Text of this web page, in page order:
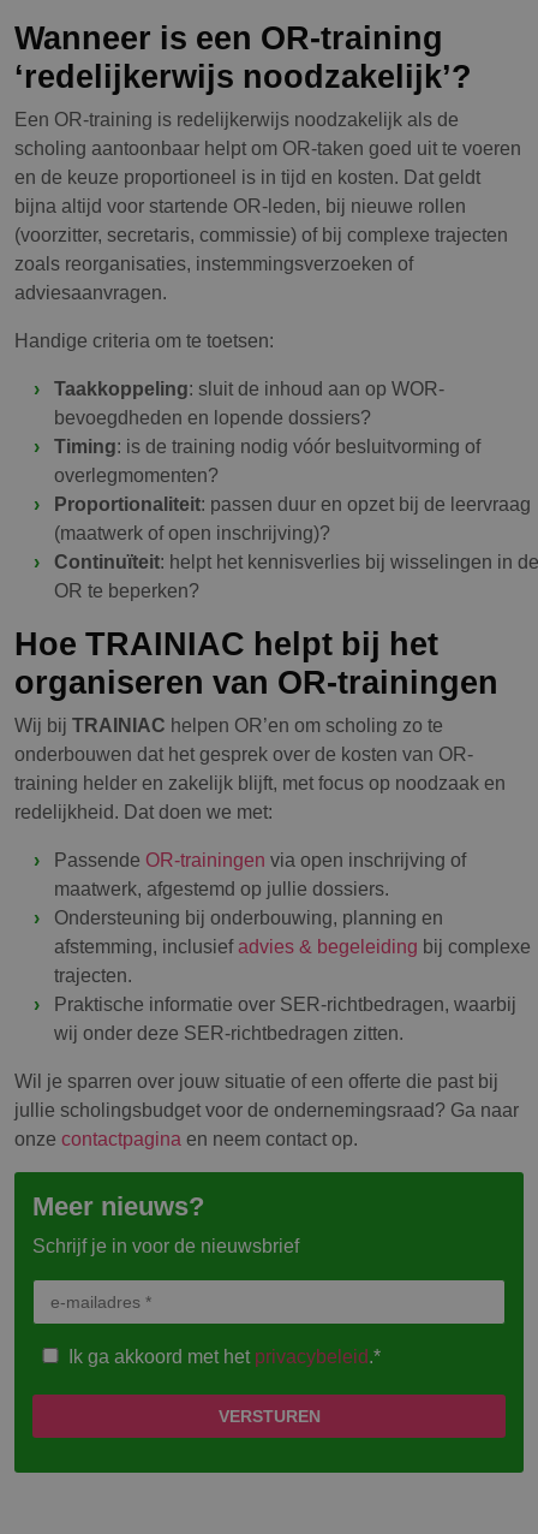
Wanneer is een OR-training
‘redelijkerwijs noodzakelijk’?
Een OR-training is redelijkerwijs noodzakelijk als de
scholing aantoonbaar helpt om OR-taken goed uit te voeren
en de keuze proportioneel is in tijd en kosten. Dat geldt
bijna altijd voor startende OR-leden, bij nieuwe rollen
(voorzitter, secretaris, commissie) of bij complexe trajecten
zoals reorganisaties, instemmingsverzoeken of
adviesaanvragen.
Handige criteria om te toetsen:
Taakkoppeling: sluit de inhoud aan op WOR-
bevoegdheden en lopende dossiers?
Timing: is de training nodig vóór besluitvorming of
overlegmomenten?
Proportionaliteit: passen duur en opzet bij de leervraag
(maatwerk of open inschrijving)?
Continuïteit: helpt het kennisverlies bij wisselingen in de
OR te beperken?
Hoe TRAINIAC helpt bij het
organiseren van OR-trainingen
Wij bij TRAINIAC helpen OR’en om scholing zo te
onderbouwen dat het gesprek over de kosten van OR-
training helder en zakelijk blijft, met focus op noodzaak en
redelijkheid. Dat doen we met:
Passende OR-trainingen via open inschrijving of
maatwerk, afgestemd op jullie dossiers.
Ondersteuning bij onderbouwing, planning en
afstemming, inclusiefadvies & begeleiding bij complexe
trajecten.
Praktische informatie over SER-richtbedragen, waarbij
wij onder deze SER-richtbedragen zitten.
Wil je sparren over jouw situatie of een offerte die past bij
jullie scholingsbudget voor de ondernemingsraad? Ga naar
onze contactpaginaen neem contact op.
Meer nieuws?
Schrijf je in voor de nieuwsbrief
Ik ga akkoord met hetprivacybeleid.*